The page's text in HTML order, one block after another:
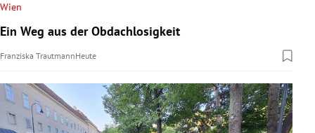
Wien
Ein Weg aus der Obdachlosigkeit
Franziska TrautmannHeute